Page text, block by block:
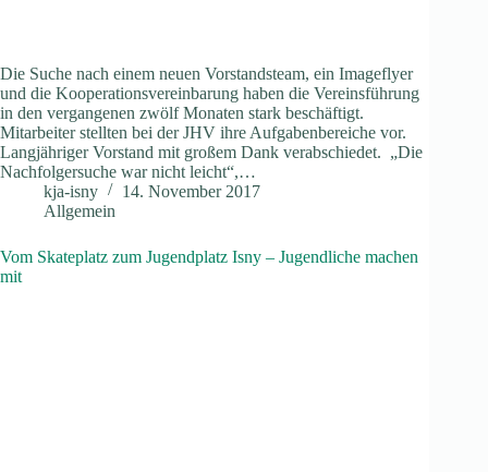
Die Suche nach einem neuen Vorstandsteam, ein Imageflyer
und die Kooperationsvereinbarung haben die Vereinsführung
in den vergangenen zwölf Monaten stark beschäftigt.
Mitarbeiter stellten bei der JHV ihre Aufgabenbereiche vor.
Langjähriger Vorstand mit großem Dank verabschiedet. „Die
Nachfolgersuche war nicht leicht“,…
kja-isny
14. November 2017
Allgemein
Vom Skateplatz zum Jugendplatz Isny – Jugendliche machen
mit